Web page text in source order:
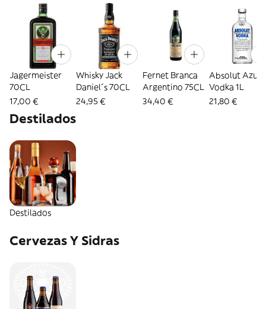
Jagermeister
70CL
17,00 €
Whisky Jack
Daniel´s 70CL
24,95 €
Fernet Branca
Argentino 75CL
34,40 €
Absolut Azul
Vodka 1L
21,80 €
Destilados
Destilados
Cervezas Y Sidras